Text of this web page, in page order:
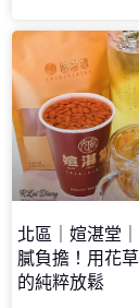
北區｜媗湛堂
膩負擔！用花
的純粹放鬆